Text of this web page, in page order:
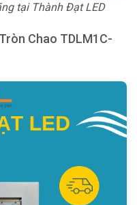
tại Thành Đạt LED
Chao TDLM1C-